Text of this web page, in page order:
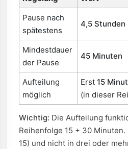
Pause nach
spätestens
4,5 Stunden
Mindestdauer
der Pause
45 Minuten
Aufteilung
möglich
Erst 15
(in dieser
Wichtig: Die Aufteilung
Reihenfolge 15 + 30
15) und nicht in drei oder